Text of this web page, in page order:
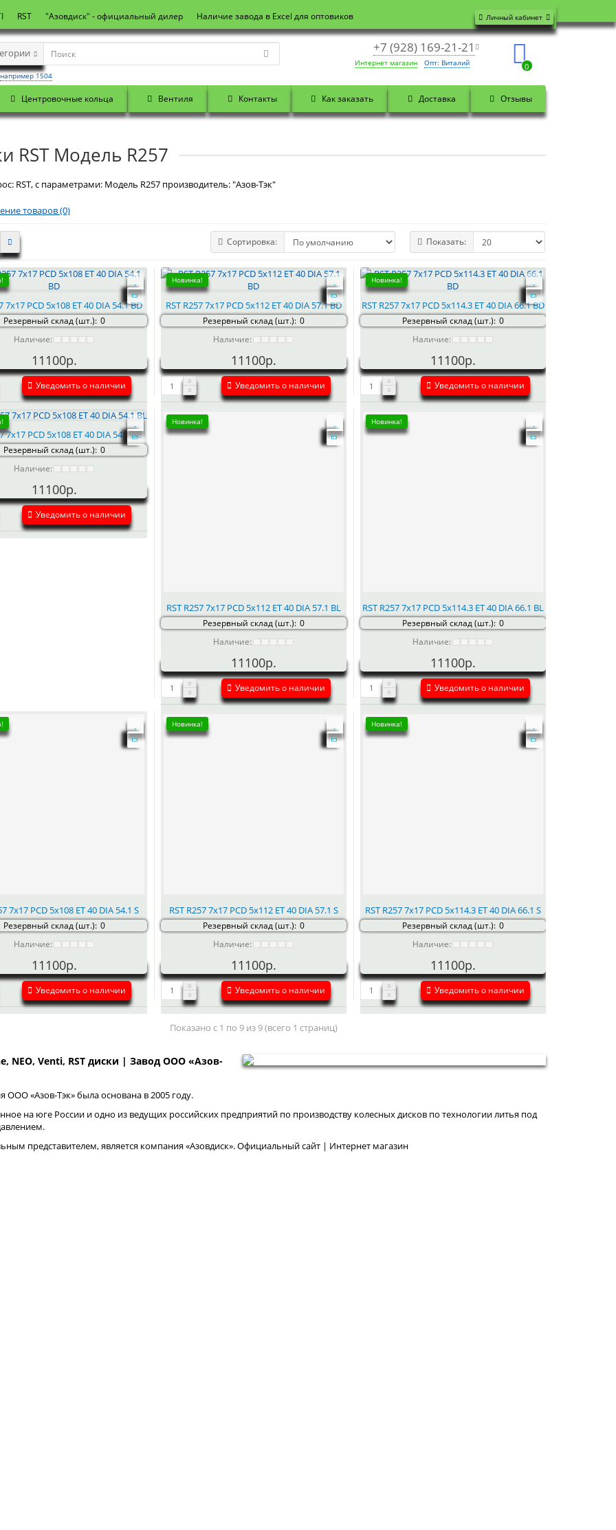
Личный кабинет
RST "Азовдиск" - официальный дилер Наличие завода в Excel для оптовиков
+7 (928) 169-21-21
Интернет магазин Опт: Виталий 0
например 1504
Центровочные кольца Вентиля Контакты Как заказать Доставка Отзывы
RST Модель R257
RST, с параметрами: Модель R257 производитель: "Азов-Тэк"
товаров (0)
Сортировка: Показать:
7x17 PCD 5x108 ET 40 DIA 54.1 BD
Резервный склад (шт.): 0
Наличие:
11100р.
Уведомить о наличии
Новинка!
RST R257 7x17 PCD 5x112 ET 40 DIA 57.1 BD
Резервный склад (шт.): 0
Наличие:
11100р.
Уведомить о наличии
Новинка!
RST R257 7x17 PCD 5x114.3 ET 40 DIA 66.1 BD
Резервный склад (шт.): 0
Наличие:
11100р.
Уведомить о наличии
7x17 PCD 5x108 ET 40 DIA 54.1 BL
Резервный склад (шт.): 0
Наличие:
11100р.
Уведомить о наличии
Новинка!
RST R257 7x17 PCD 5x112 ET 40 DIA 57.1 BL
Резервный склад (шт.): 0
Наличие:
11100р.
Уведомить о наличии
Новинка!
RST R257 7x17 PCD 5x114.3 ET 40 DIA 66.1 BL
Резервный склад (шт.): 0
Наличие:
11100р.
Уведомить о наличии
7x17 PCD 5x108 ET 40 DIA 54.1 S
Резервный склад (шт.): 0
Наличие:
11100р.
Уведомить о наличии
Новинка!
RST R257 7x17 PCD 5x112 ET 40 DIA 57.1 S
Резервный склад (шт.): 0
Наличие:
11100р.
Уведомить о наличии
Новинка!
RST R257 7x17 PCD 5x114.3 ET 40 DIA 66.1 S
Резервный склад (шт.): 0
Наличие:
11100р.
Уведомить о наличии
Показано с 1 по 9 из 9 (всего 1 страниц)
NEO, Venti, RST диски | Завод ООО «Азов-
ООО «Азов-Тэк» была основана в 2005 году.
на юге России и одно из ведущих российских предприятий по производству колесных дисков по технологии литья под
представителем, является компания «Азовдиск». Официальный сайт | Интернет магазин